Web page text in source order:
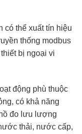
có thể xuất tín hiệu
thống modbus
bị ngoại vi
động phù thuộc
có khả năng
đo lưu lượng
thải, nước cấp,